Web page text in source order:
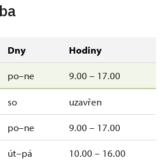
Dny Hodiny
po–ne 9.00 – 17.00
so uzavřen
po–ne 9.00 – 17.00
út–pá 10.00 – 16.00